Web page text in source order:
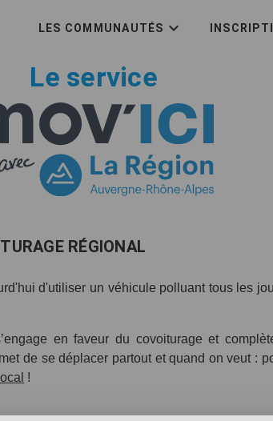
LES COMMUNAUTÉS
Le service
RÉGIONAL
d'utiliser un véhicule polluant tous les
en faveur du covoiturage et
de se déplacer partout et quand on veut :
!